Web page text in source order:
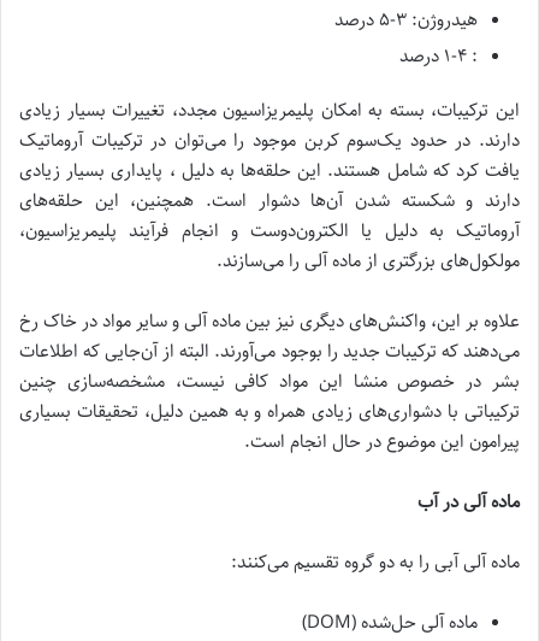
هیدروژن: ۳-۵ درصد
: ۱-۴ درصد
این ترکیبات، بسته به امکان پلیمریزاسیون مجدد، تغییرات بسیار زیادی
دارند. در حدود یک‌سوم کربن موجود را می‌توان در ترکیبات آروماتیک
یافت کرد که شامل هستند. این حلقه‌ها به دلیل ، پایداری بسیار زیادی
دارند و شکسته شدن آن‌ها دشوار است. همچنین، این حلقه‌های
آروماتیک به دلیل یا الکترون‌دوست و انجام فرآیند پلیمریزاسیون،
مولکول‌های بزرگتری از ماده آلی را می‌سازند.
علاوه بر این، واکنش‌های دیگری نیز بین ماده آلی و سایر مواد در خاک رخ
می‌دهند که ترکیبات جدید را بوجود می‌آورند. البته از آن‌جایی که اطلاعات
بشر در خصوص منشا این مواد کافی نیست، مشخصه‌سازی چنین
ترکیباتی با دشواری‌های زیادی همراه و به همین دلیل، تحقیقات بسیاری
پیرامون این موضوع در حال انجام است.
ماده آلی در آب
ماده آلی آبی را به دو گروه تقسیم می‌کنند:
ماده آلی حل‌شده (DOM)